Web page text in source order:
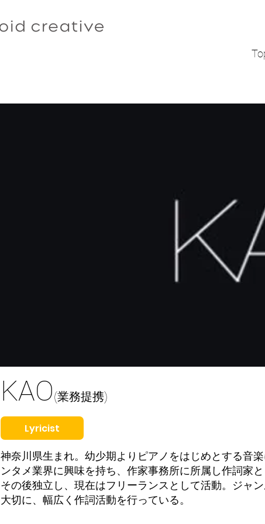
KAO(業務提携)
Lyricist
神奈川県生まれ。幼少期よりピアノをはじめとする音
ンタメ業界に興味を持ち、作家事務所に所属し作詞家と
その後独立し、現在はフリーランスとして活動。ジャ
大切に、幅広く作詞活動を行っている。